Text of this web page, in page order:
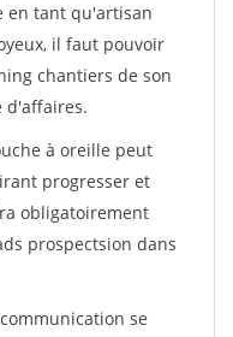
en tant qu'artisan
il faut pouvoir
chantiers de son
d'affaires.
à oreille peut
progresser et
obligatoirement
prospectsion dans
se